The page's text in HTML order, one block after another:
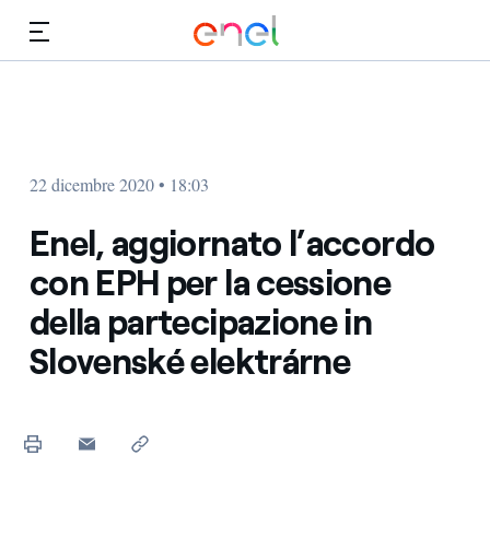
22 dicembre 2020 • 18:03
Enel, aggiornato l’accordo
con EPH per la cessione
della partecipazione in
Slovenské elektrárne